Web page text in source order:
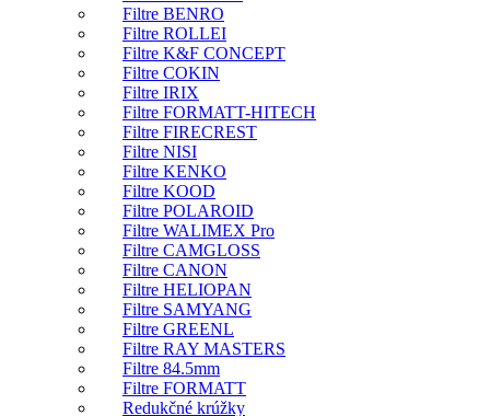
Filtre BENRO
Filtre ROLLEI
Filtre K&F CONCEPT
Filtre COKIN
Filtre IRIX
Filtre FORMATT-HITECH
Filtre FIRECREST
Filtre NISI
Filtre KENKO
Filtre KOOD
Filtre POLAROID
Filtre WALIMEX Pro
Filtre CAMGLOSS
Filtre CANON
Filtre HELIOPAN
Filtre SAMYANG
Filtre GREENL
Filtre RAY MASTERS
Filtre 84.5mm
Filtre FORMATT
Redukčné krúžky